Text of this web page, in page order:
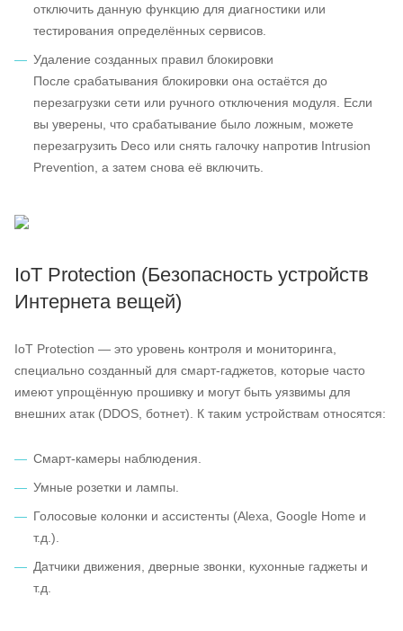
отключить данную функцию для диагностики или
тестирования определённых сервисов.
Удаление созданных правил блокировки
После срабатывания блокировки она остаётся до
перезагрузки сети или ручного отключения модуля. Если
вы уверены, что срабатывание было ложным, можете
перезагрузить Deco или снять галочку напротив Intrusion
Prevention, а затем снова её включить.
IoT Protection (Безопасность устройств
Интернета вещей)
IoT Protection — это уровень контроля и мониторинга,
специально созданный для смарт-гаджетов, которые часто
имеют упрощённую прошивку и могут быть уязвимы для
внешних атак (DDOS, ботнет). К таким устройствам относятся:
Смарт-камеры наблюдения.
Умные розетки и лампы.
Голосовые колонки и ассистенты (Alexa, Google Home и
т.д.).
Датчики движения, дверные звонки, кухонные гаджеты и
т.д.